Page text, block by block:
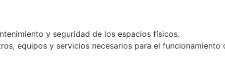
y seguridad de los espacios físicos.
equipos y servicios necesarios para el funcionamiento